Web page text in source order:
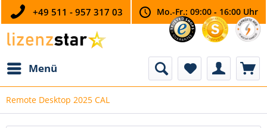
+49 511 - 957 317 03 Mo.-Fr.: 09:00 - 16:00 Uhr
Menü
Remote Desktop 2025 CAL